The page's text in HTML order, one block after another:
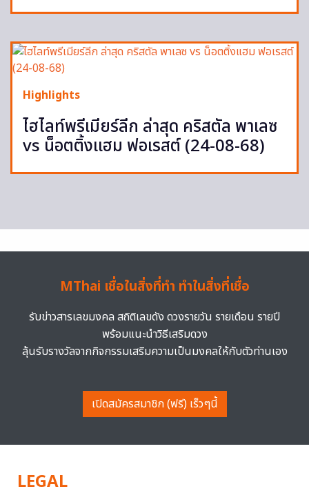
Highlights
ไฮไลท์พรีเมียร์ลีก ล่าสุด คริสตัล พาเลซ
vs น็อตติ้งแฮม ฟอเรสต์ (24-08-68)
MThai เชื่อในสิ่งที่ทำ ทำในสิ่งที่เชื่อ
รับข่าวสารเลขมงคล สถิติเลขดัง ดวงรายวัน รายเดือน รายปี
พร้อมแนะนำวิธีเสริมดวง
ลุ้นรับรางวัลจากกิจกรรมเสริมความเป็นมงคลให้กับตัวท่านเอง
เปิดสมัครสมาชิก (ฟรี) เร็วๆนี้
LEGAL